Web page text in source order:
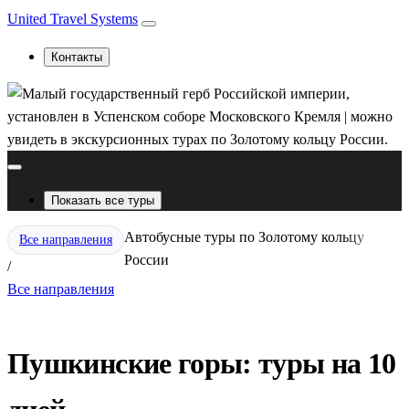
United Travel Systems
Контакты
Показать все туры
Все направления
/
Автобусные туры по Золотому кольцу
России
Все направления
Пушкинские горы: туры на 10